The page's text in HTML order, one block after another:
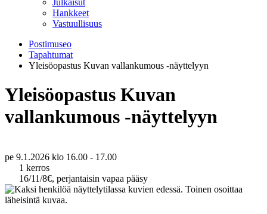
Julkaisut
Hankkeet
Vastuullisuus
Postimuseo
Tapahtumat
Yleisöopastus Kuvan vallankumous -näyttelyyn
Yleisöopastus Kuvan
vallankumous -näyttelyyn
pe 9.1.2026 klo 16.00 - 17.00
1 kerros
16/11/8€, perjantaisin vapaa pääsy